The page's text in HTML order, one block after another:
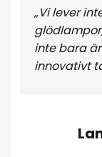
„Vi lever
inte bara
innovativt